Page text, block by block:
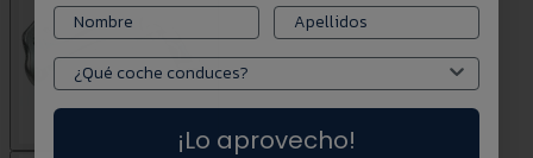
¡Lo aprovecho!